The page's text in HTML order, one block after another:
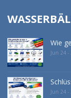
Wie
Jun 24 -
Jun 24 -